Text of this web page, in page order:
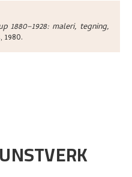
1880–1928: maleri, tegning,
1980.